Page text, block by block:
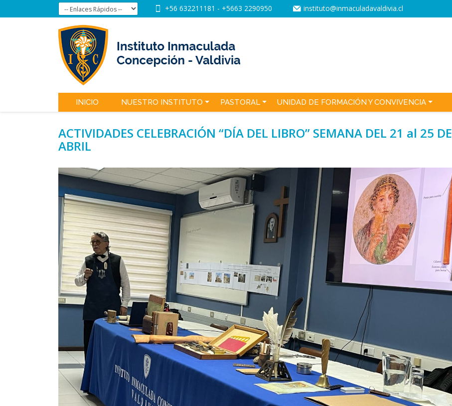
+56 632211181 - +5663 2290950 instituto@inmaculadavaldivia.cl
INICIO NUESTRO INSTITUTO PASTORAL UNIDAD DE FORMACIÓN Y CONVIVENCIA
ACTIVIDADES CELEBRACIÓN “DÍA DEL LIBRO” SEMANA DEL 21 al 25 DE
ABRIL